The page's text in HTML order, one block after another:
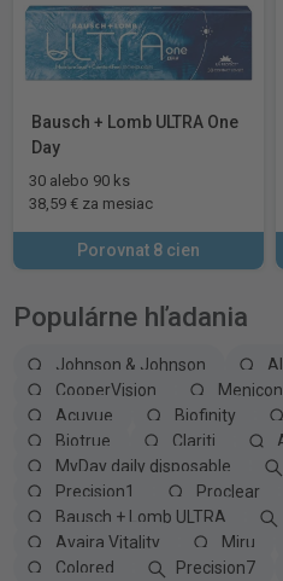
Bausch + Lomb ULTRA One
Day
30 alebo 90 ks
38,59 € za mesiac
Porovnat 8 cien
Populárne hľadania
Johnson & Johnson
CooperVision
Menicon
Acuvue
Biofinity
Biotrue
Clariti
MyDay daily disposable
Precision1
Proclear
Bausch + Lomb ULTRA
Avaira Vitality
Miru
Colored
Precision7